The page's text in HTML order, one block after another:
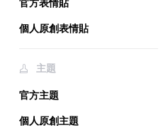
官方表情貼
個人原創表情貼
主題
官方主題
個人原創主題